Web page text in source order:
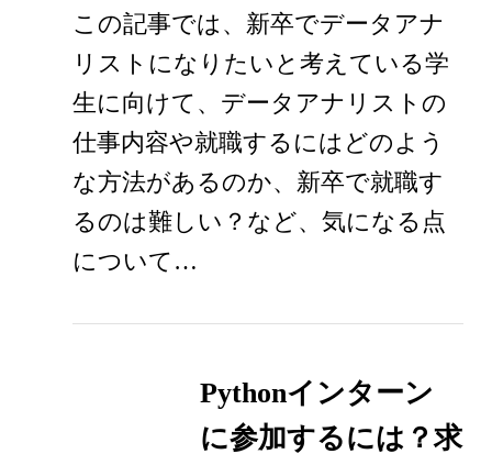
この記事では、新卒でデータアナ
リストになりたいと考えている学
生に向けて、データアナリストの
仕事内容や就職するにはどのよう
な方法があるのか、新卒で就職す
るのは難しい？など、気になる点
について…
Pythonインターン
に参加するには？求